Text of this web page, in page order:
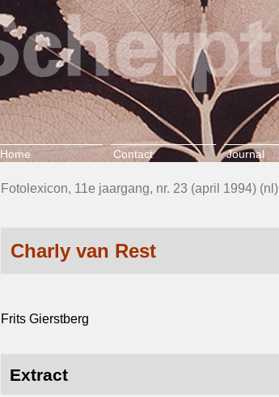
Home Contact Journal
Fotolexicon, 11e jaargang, nr. 23 (april 1994) (nl)
Charly van Rest
Frits Gierstberg
Extract